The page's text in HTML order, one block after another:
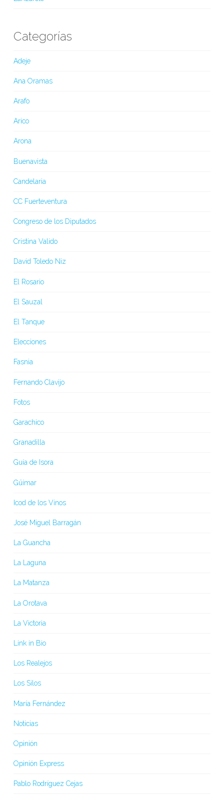
Categorías
Adeje
Ana Oramas
Arafo
Arico
Arona
Buenavista
Candelaria
CC Fuerteventura
Congreso de los Diputados
Cristina Valido
David Toledo Niz
El Rosario
El Sauzal
El Tanque
Elecciones
Fasnia
Fernando Clavijo
Fotos
Garachico
Granadilla
Guía de Isora
Güímar
Icod de los Vinos
José Miguel Barragán
La Guancha
La Laguna
La Matanza
La Orotava
La Victoria
Link in Bio
Los Realejos
Los Silos
María Fernández
Noticias
Opinión
Opinión Express
Pablo Rodríguez Cejas